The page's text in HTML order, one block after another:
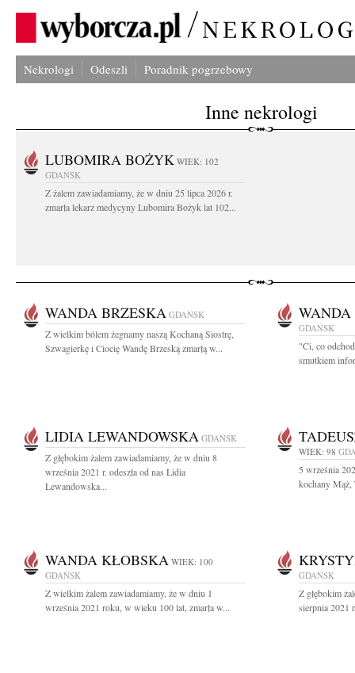
Nekrologi Odeszli Poradnik pogrzebowy
Inne nekrologi
LUBOMIRA BOŻYK WIEK: 102
GDAŃSK
Z żalem zawiadamiamy, że w dniu 25 lipca 2026 r.
zmarła lekarz medycyny Lubomira Bożyk lat 102...
WANDA BRZESKA GDAŃSK
Z wielkim bólem żegnamy naszą Kochaną Siostrę,
Szwagierkę i Ciocię Wandę Brzeską zmarłą w...
GDAŃSK
"Ci, co
smutkiem
LIDIA LEWANDOWSKA GDAŃSK
Z głębokim żalem zawiadamiamy, że w dniu 8
września 2021 r. odeszła od nas Lidia
Lewandowska...
WIEK: 98
5 września
kochany Mąż,
WANDA KŁOBSKA WIEK: 100
GDAŃSK
Z wielkim żalem zawiadamiamy, że w dniu 1
września 2021 roku, w wieku 100 lat, zmarła w...
GDAŃSK
Z głębokim
sierpnia 2021